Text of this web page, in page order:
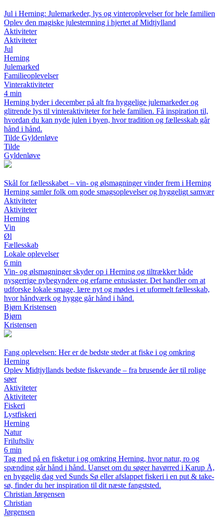
Jul i Herning: Julemarkeder, lys og vinteroplevelser for hele familien
Oplev den magiske julestemning i hjertet af Midtjylland
Aktiviteter
Aktiviteter
Jul
Herning
Julemarked
Familieoplevelser
Vinteraktiviteter
4 min
Herning byder i december på alt fra hyggelige julemarkeder og
glitrende lys til vinteraktiviteter for hele familien. Få inspiration til,
hvordan du kan nyde julen i byen, hvor tradition og fællesskab går
hånd i hånd.
Tilde Gyldenløve
Tilde
Gyldenløve
Skål for fællesskabet – vin- og ølsmagninger vinder frem i Herning
Herning samler folk om gode smagsoplevelser og hyggeligt samvær
Aktiviteter
Aktiviteter
Herning
Vin
Øl
Fællesskab
Lokale oplevelser
6 min
Vin- og ølsmagninger skyder op i Herning og tiltrækker både
nysgerrige nybegyndere og erfarne entusiaster. Det handler om at
udforske lokale smage, lære nyt og mødes i et uformelt fællesskab,
hvor håndværk og hygge går hånd i hånd.
Bjørn Kristensen
Bjørn
Kristensen
Fang oplevelsen: Her er de bedste steder at fiske i og omkring
Herning
Oplev Midtjyllands bedste fiskevande – fra brusende åer til rolige
søer
Aktiviteter
Aktiviteter
Fiskeri
Lystfiskeri
Herning
Natur
Friluftsliv
6 min
Tag med på en fisketur i og omkring Herning, hvor natur, ro og
spænding går hånd i hånd. Uanset om du søger havørred i Karup Å,
en hyggelig dag ved Sunds Sø eller afslappet fiskeri i en put & take-
sø, finder du her inspiration til dit næste fangststed.
Christian Jørgensen
Christian
Jørgensen